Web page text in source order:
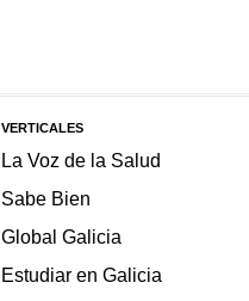
VERTICALES
La Voz de la Salud
Sabe Bien
Global Galicia
Estudiar en Galicia